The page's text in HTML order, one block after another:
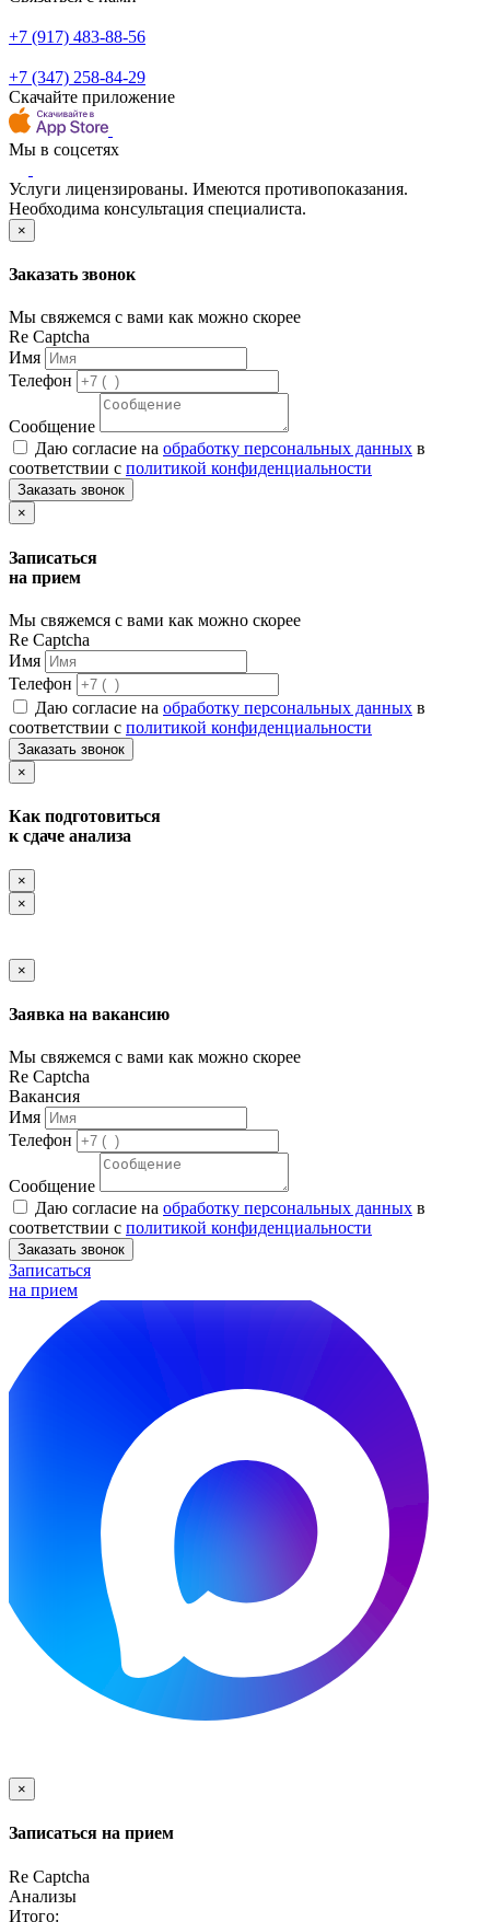
+7 (917) 483-88-56
+7 (347) 258-84-29
Скачайте приложение
Мы в соцсетях
Услуги лицензированы. Имеются противопоказания.
Необходима консультация специалиста.
×
Заказать звонок
Мы свяжемся с вами как можно скорее
Re Captcha
Имя
Телефон
Сообщение
Даю согласие на обработку персональных данных в
соответствии с политикой конфиденциальности
Заказать звонок
×
Записаться
на прием
Мы свяжемся с вами как можно скорее
Re Captcha
Имя
Телефон
Даю согласие на обработку персональных данных в
соответствии с политикой конфиденциальности
Заказать звонок
×
Как подготовиться
к сдаче анализа
×
×
×
Заявка на вакансию
Мы свяжемся с вами как можно скорее
Re Captcha
Вакансия
Имя
Телефон
Сообщение
Даю согласие на обработку персональных данных в
соответствии с политикой конфиденциальности
Заказать звонок
Записаться
на прием
×
Записаться на прием
Re Captcha
Анализы
Итого: